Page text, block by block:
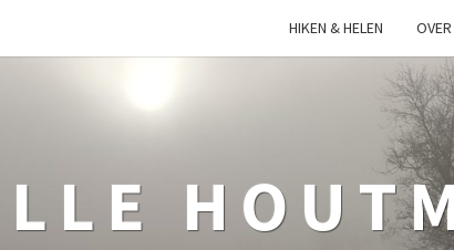
HIKEN & HELEN